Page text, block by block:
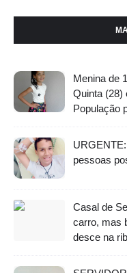
Menina de
Quinta (28)
População
pessoas
Casal de
carro, mas
desce na